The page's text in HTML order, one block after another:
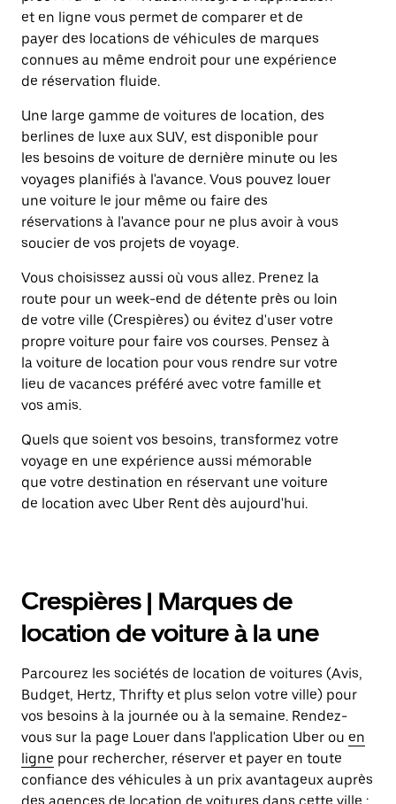
et en ligne vous permet de comparer et de
payer des locations de véhicules de marques
connues au même endroit pour une expérience
de réservation fluide.
Une large gamme de voitures de location, des
berlines de luxe aux SUV, est disponible pour
les besoins de voiture de dernière minute ou les
voyages planifiés à l'avance. Vous pouvez louer
une voiture le jour même ou faire des
réservations à l'avance pour ne plus avoir à vous
soucier de vos projets de voyage.
Vous choisissez aussi où vous allez. Prenez la
route pour un week-end de détente près ou loin
de votre ville (Crespières) ou évitez d'user votre
propre voiture pour faire vos courses. Pensez à
la voiture de location pour vous rendre sur votre
lieu de vacances préféré avec votre famille et
vos amis.
Quels que soient vos besoins, transformez votre
voyage en une expérience aussi mémorable
que votre destination en réservant une voiture
de location avec Uber Rent dès aujourd'hui.
Crespières | Marques de
location de voiture à la une
Parcourez les sociétés de location de voitures (Avis,
Budget, Hertz, Thrifty et plus selon votre ville) pour
vos besoins à la journée ou à la semaine. Rendez-
vous sur la page Louer dans l'application Uber ou en
ligne pour rechercher, réserver et payer en toute
confiance des véhicules à un prix avantageux auprès